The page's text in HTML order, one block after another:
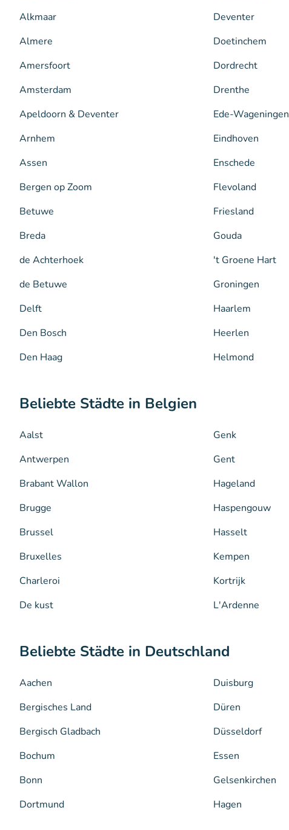
Alkmaar
Almere
Amersfoort
Amsterdam
Apeldoorn & Deventer
Arnhem
Assen
Bergen op Zoom
Betuwe
Breda
de Achterhoek
de Betuwe
Delft
Den Bosch
Den Haag
Deventer
Doetinchem
Dordrecht
Drenthe
Ede-Wageningen
Eindhoven
Enschede
Flevoland
Friesland
Gouda
't Groene Hart
Groningen
Haarlem
Heerlen
Helmond
Beliebte Städte in Belgien
Aalst
Antwerpen
Brabant Wallon
Brugge
Brussel
Bruxelles
Charleroi
De kust
Genk
Gent
Hageland
Haspengouw
Hasselt
Kempen
Kortrijk
L'Ardenne
Beliebte Städte in Deutschland
Aachen
Bergisches Land
Bergisch Gladbach
Bochum
Bonn
Dortmund
Duisburg
Düren
Düsseldorf
Essen
Gelsenkirchen
Hagen